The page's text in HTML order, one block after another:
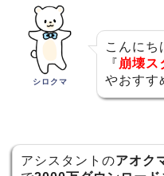
シロクマ
こんにち
『 崩壊ス
やおすす
アシスタントのアオク